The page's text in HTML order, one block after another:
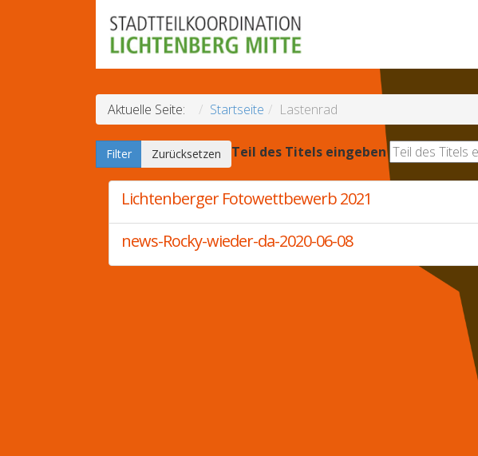
Aktuelle Seite: Startseite Lastenrad
Teil des Titels eingeben
Filter Zurücksetzen
Lichtenberger Fotowettbewerb 2021
news-Rocky-wieder-da-2020-06-08